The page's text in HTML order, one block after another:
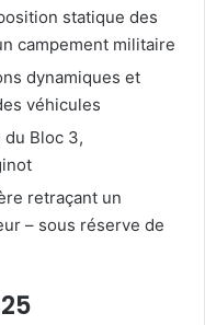
statique des
campement militaire
dynamiques et
véhicules
Bloc 3,
retraçant un
– sous réserve de